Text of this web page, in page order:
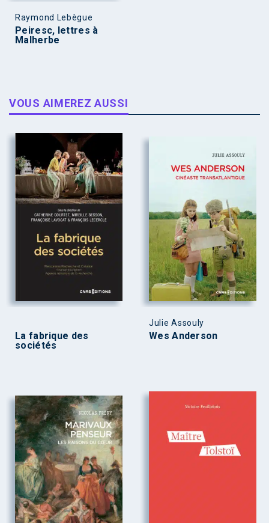
Raymond Lebègue
Peiresc, lettres à
Malherbe
VOUS AIMEREZ AUSSI
La fabrique des
sociétés
Julie Assouly
Wes Anderson